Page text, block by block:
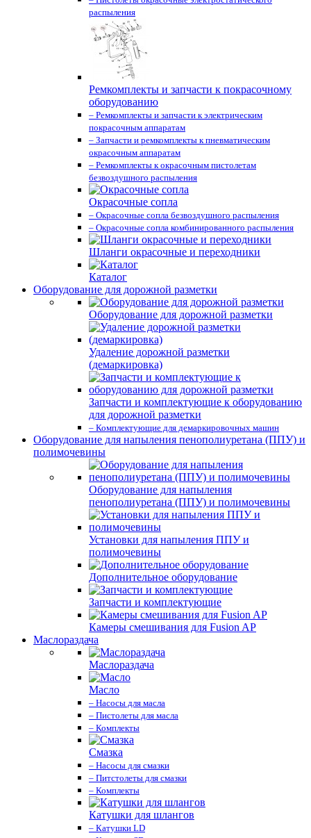
распыления
Ремкомплекты и запчасти к покрасочному
оборудованию
– Ремкомплекты и запчасти к электрическим
покрасочным аппаратам
– Запчасти и ремкомплекты к пневматическим
окрасочным аппаратам
– Ремкомплекты к окрасочным пистолетам
безвоздушного распыления
Окрасочные сопла
– Окрасочные сопла безвоздушного распыления
– Окрасочные сопла комбинированного распыления
Шланги окрасочные и переходники
Каталог
Оборудование для дорожной разметки
Оборудование для дорожной разметки
Удаление дорожной разметки
(демаркировка)
Запчасти и комплектующие к оборудованию
для дорожной разметки
– Комплектующие для демаркировочных машин
Оборудование для напыления пенополиуретана (ППУ) и
полимочевины
Оборудование для напыления
пенополиуретана (ППУ) и полимочевины
Установки для напыления ППУ и
полимочевины
Дополнительное оборудование
Запчасти и комплектующие
Камеры смешивания для Fusion AP
Маслораздача
Маслораздача
Масло
– Насосы для масла
– Пистолеты для масла
– Комплекты
Смазка
– Насосы для смазки
– Питстолеты для смазки
– Комплекты
Катушки для шлангов
– Катушки LD